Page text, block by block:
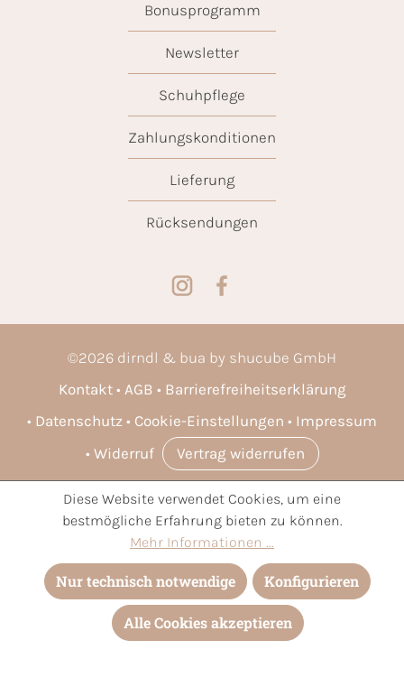
Bonusprogramm
Newsletter
Schuhpflege
Zahlungskonditionen
Lieferung
Rücksendungen
©2026 dirndl & bua by shucube GmbH
Kontakt
AGB
Barrierefreiheitserklärung
Datenschutz
Cookie-Einstellungen
Impressum
Widerruf
Vertrag widerrufen
* Alle Preise inkl. gesetzl. Mehrwertsteuer zzgl.Versandkosten
und ggf. Nachnahmegebühren, wenn nicht anders angegeben.
Diese Website verwendet Cookies, um eine
bestmögliche Erfahrung bieten zu können.
Mehr Informationen ...
Nur technisch notwendige Konfigurieren
Alle Cookies akzeptieren